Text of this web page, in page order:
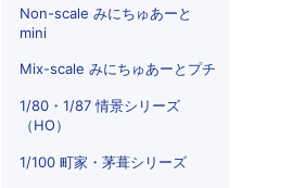
Non-scale みにちゅあーと
mini
Mix-scale みにちゅあーとプチ
1/80・1/87 情景シリーズ
（HO）
1/100 町家・茅葺シリーズ